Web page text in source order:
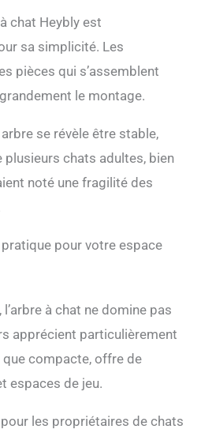
formes spacieuses et
confortables permettent
reposer en hauteur et
d'observer l'extérieur; Les
touche ludique.
【PLUSIEURS LIEUX DE
REPOS】 : Avec des trous
pour chats spacieux, 48 x
25 x 28 cm, cette tour
repos confortables pour
GRIFTER】 : Les chats
griffer pour chats dispose
de 8 arbres à griffer
du câble en sisal, de sorte
griffer à leur guise et
chat Heybly est
sa simplicité. Les
pièces qui s’assemblent
le montage.
se révèle être stable,
chats adultes, bien
noté une fragilité des
pour votre espace
à chat ne domine pas
apprécient particulièrement
compacte, offre de
espaces de jeu.
les propriétaires de chats